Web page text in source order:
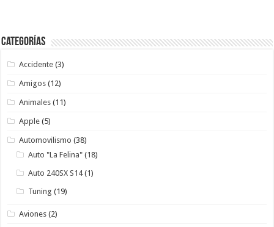
Categorías
Accidente (3)
Amigos (12)
Animales (11)
Apple (5)
Automovilismo (38)
Auto "La Felina" (18)
Auto 240SX S14(1)
Tuning (19)
Aviones (2)